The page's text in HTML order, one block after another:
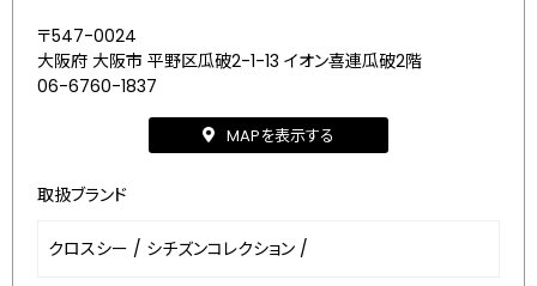
〒547-0024
大阪府 大阪市 平野区瓜破2-1-13 イオン喜連瓜破2階
06-6760-1837
MAPを表示する
取扱ブランド
クロスシー / シチズンコレクション /